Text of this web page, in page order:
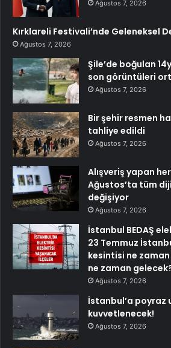
Ağustos 7, 2026
Kırklareli Festivali’nde Geleneksel
Ağustos 7, 2026
Şile’de boğulan
son görüntüleri
Ağustos 7, 2026
Bir şehir resmen
tahliye edildi
Ağustos 7, 2026
Alışveriş yapan
Ağustos’ta tüm
değişiyor
Ağustos 7, 2026
İstanbul BEDAŞ
23 Temmuz
kesintisi ne
ne zaman
Ağustos 7, 2026
İstanbul’a poyraz
kuvvetlenecek!
Ağustos 7, 2026